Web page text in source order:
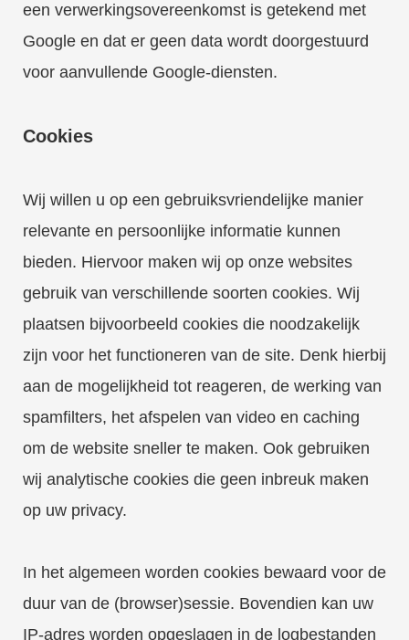
een verwerkingsovereenkomst is getekend met
Google en dat er geen data wordt doorgestuurd
voor aanvullende Google-diensten.
Cookies
Wij willen u op een gebruiksvriendelijke manier
relevante en persoonlijke informatie kunnen
bieden. Hiervoor maken wij op onze websites
gebruik van verschillende soorten cookies. Wij
plaatsen bijvoorbeeld cookies die noodzakelijk
zijn voor het functioneren van de site. Denk hierbij
aan de mogelijkheid tot reageren, de werking van
spamfilters, het afspelen van video en caching
om de website sneller te maken. Ook gebruiken
wij analytische cookies die geen inbreuk maken
op uw privacy.
In het algemeen worden cookies bewaard voor de
duur van de (browser)sessie. Bovendien kan uw
IP-adres worden opgeslagen in de logbestanden